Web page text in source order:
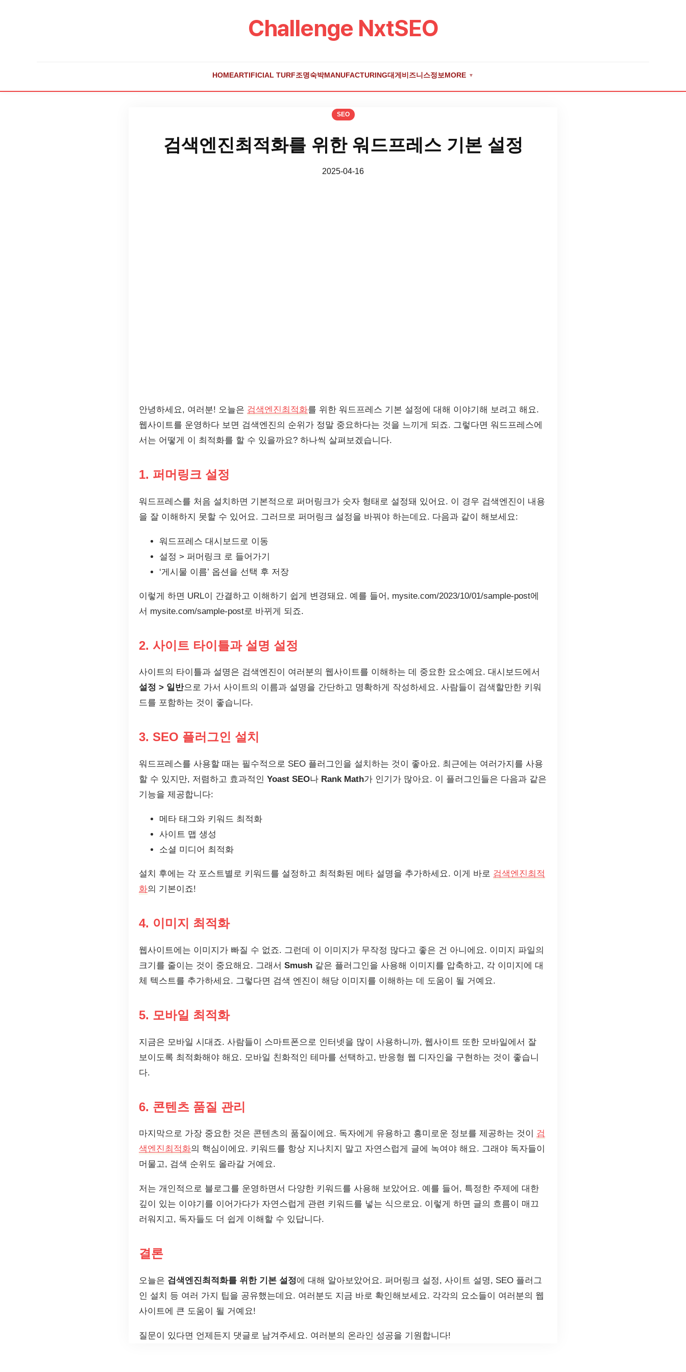
Challenge NxtSEO
HOMEARTIFICIAL TURF조명숙박MANUFACTURING대게 비즈니스정보MORE ▼
SEO
검색엔진최적화를 위한 워드프레스 기본 설정
2025-04-16
안녕하세요, 여러분! 오늘은 검색엔진최적화를 위한 워드프레스 기본 설정에 대해 이야기해 보려고 해요.
웹사이트를 운영하다 보면 검색엔진의 순위가 정말 중요하다는 것을 느끼게 되죠. 그렇다면 워드프레스에
서는 어떻게 이 최적화를 할 수 있을까요? 하나씩 살펴보겠습니다.
1. 퍼머링크 설정
워드프레스를 처음 설치하면 기본적으로 퍼머링크가 숫자 형태로 설정돼 있어요. 이 경우 검색엔진이 내용
을 잘 이해하지 못할 수 있어요. 그러므로 퍼머링크 설정을 바꿔야 하는데요. 다음과 같이 해보세요:
워드프레스 대시보드로 이동
설정 > 퍼머링크 로 들어가기
‘게시물 이름’ 옵션을 선택 후 저장
이렇게 하면 URL이 간결하고 이해하기 쉽게 변경돼요. 예를 들어, mysite.com/2023/10/01/sample-post에
서 mysite.com/sample-post로 바뀌게 되죠.
2. 사이트 타이틀과 설명 설정
사이트의 타이틀과 설명은 검색엔진이 여러분의 웹사이트를 이해하는 데 중요한 요소예요. 대시보드에서
설정 > 일반으로 가서 사이트의 이름과 설명을 간단하고 명확하게 작성하세요. 사람들이 검색할만한 키워
드를 포함하는 것이 좋습니다.
3. SEO 플러그인 설치
워드프레스를 사용할 때는 필수적으로 SEO 플러그인을 설치하는 것이 좋아요. 최근에는 여러가지를 사용
할 수 있지만, 저렴하고 효과적인 Yoast SEO나 Rank Math가 인기가 많아요. 이 플러그인들은 다음과 같은
기능을 제공합니다:
메타 태그와 키워드 최적화
사이트 맵 생성
소셜 미디어 최적화
설치 후에는 각 포스트별로 키워드를 설정하고 최적화된 메타 설명을 추가하세요. 이게 바로 검색엔진최적
화의 기본이죠!
4. 이미지 최적화
웹사이트에는 이미지가 빠질 수 없죠. 그런데 이 이미지가 무작정 많다고 좋은 건 아니에요. 이미지 파일의
크기를 줄이는 것이 중요해요. 그래서 Smush 같은 플러그인을 사용해 이미지를 압축하고, 각 이미지에 대
체 텍스트를 추가하세요. 그렇다면 검색 엔진이 해당 이미지를 이해하는 데 도움이 될 거예요.
5. 모바일 최적화
지금은 모바일 시대죠. 사람들이 스마트폰으로 인터넷을 많이 사용하니까, 웹사이트 또한 모바일에서 잘
보이도록 최적화해야 해요. 모바일 친화적인 테마를 선택하고, 반응형 웹 디자인을 구현하는 것이 좋습니
다.
6. 콘텐츠 품질 관리
마지막으로 가장 중요한 것은 콘텐츠의 품질이에요. 독자에게 유용하고 흥미로운 정보를 제공하는 것이 검
색엔진최적화의 핵심이에요. 키워드를 항상 지나치지 말고 자연스럽게 글에 녹여야 해요. 그래야 독자들이
머물고, 검색 순위도 올라갈 거예요.
저는 개인적으로 블로그를 운영하면서 다양한 키워드를 사용해 보았어요. 예를 들어, 특정한 주제에 대한
깊이 있는 이야기를 이어가다가 자연스럽게 관련 키워드를 넣는 식으로요. 이렇게 하면 글의 흐름이 매끄
러워지고, 독자들도 더 쉽게 이해할 수 있답니다.
결론
오늘은 검색엔진최적화를 위한 기본 설정에 대해 알아보았어요. 퍼머링크 설정, 사이트 설명, SEO 플러그
인 설치 등 여러 가지 팁을 공유했는데요. 여러분도 지금 바로 확인해보세요. 각각의 요소들이 여러분의 웹
사이트에 큰 도움이 될 거예요!
질문이 있다면 언제든지 댓글로 남겨주세요. 여러분의 온라인 성공을 기원합니다!